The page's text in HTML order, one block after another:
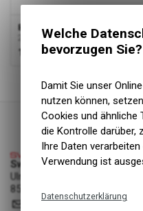
Bixs Traction 120 Aluminium
199.00 CHF
Swiss Cycle Protection -
Ulmenstrasse 3a
8500 Frauenfeld
info@
Welche
bevorzugen Sie?
Damit Sie unser
nutzen können,
Cookies und ähnliche
die Kontrolle darüber,
Ihre Daten
Verwendung ist
Datenschutzerklärung